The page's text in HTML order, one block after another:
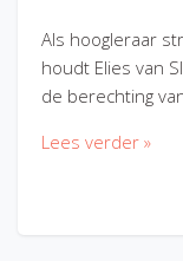
Als hoogleraar
houdt Elies van
de berechting
Lees verder »